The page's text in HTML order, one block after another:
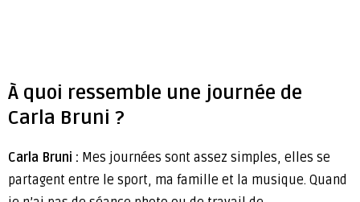
À quoi ressemble une journée de
Carla Bruni ?
Carla Bruni : Mes journées sont assez simples, elles se
partagent entre le sport, ma famille et la musique. Quand